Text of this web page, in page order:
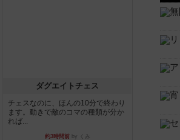
ダグエイトチェス
チェスなのに、ほんの10分で終わり
ます。動きで敵のコマの種類が分か
れば...
約3時間前by くみ